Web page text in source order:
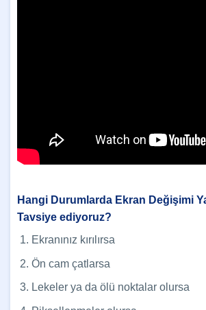
Hangi Durumlarda Ekran Değişimi
Tavsiye ediyoruz?
Ekranınız kırılırsa
Ön cam çatlarsa
Lekeler ya da ölü noktalar olursa